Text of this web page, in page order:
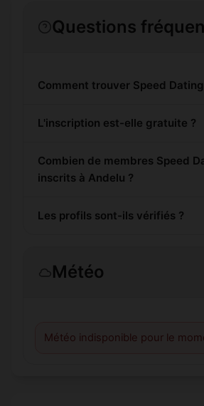
Questions
Comment trouver Speed
L'inscription est-elle gratuite ?
Combien de membres Speed
inscrits à Andelu ?
Les profils sont-ils vérifiés ?
Météo
Météo indisponible pour le